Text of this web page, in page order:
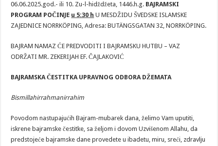
06.06.2025.god.- ili 10. Zu-l-hidždžeta, 1446.h.g. BAJRAMSKI
PROGRAM POČINJE u 5:30 h U MESDŽIDU ŠVEDSKE ISLAMSKE
ZAJEDNICE NORRKÖPING, Adresa: BUTÄNGSGATAN 32, NORRKÖPING.
BAJRAM NAMAZ ĆE PREDVODITI I BAJRAMSKU HUTBU – VAZ
ODRŽATI MR. ZEKERIJAH EF. ČAJLAKOVIĆ
BAJRAMSKA ČESTITKA UPRAVNOG ODBORA DŽEMATA
Bismillahirrahmanirrahim
Povodom nastupajućih Bajram-mubarek dana, želimo Vam uputiti,
iskrene bajramske čestitke, sa željom i dovom Uzvišenom Allahu, da
predstojeće bajramske dane provedete u ibadetu, miru, sreći, zdravlju